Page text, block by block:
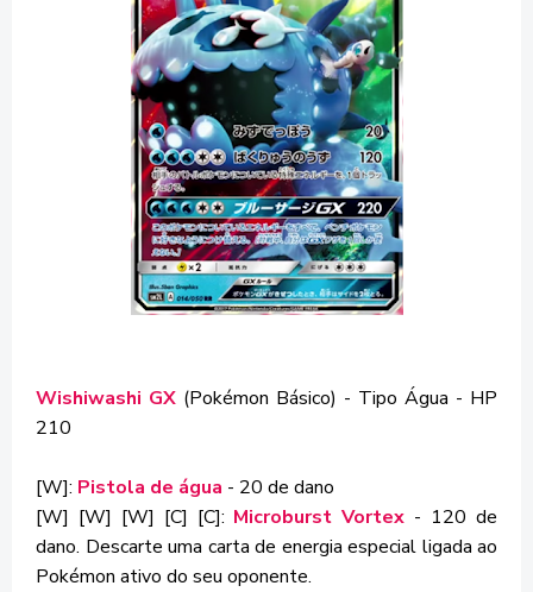
Wishiwashi GX (Pokémon Básico) - Tipo Água - HP
210
[W]: Pistola de água - 20 de dano
[W] [W] [W] [C] [C]: Microburst Vortex - 120 de
dano. Descarte uma carta de energia especial ligada ao
Pokémon ativo do seu oponente.